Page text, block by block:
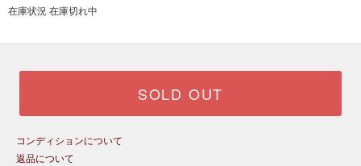
在庫状況 在庫切れ中
SOLD OUT
コンディションについて
返品について